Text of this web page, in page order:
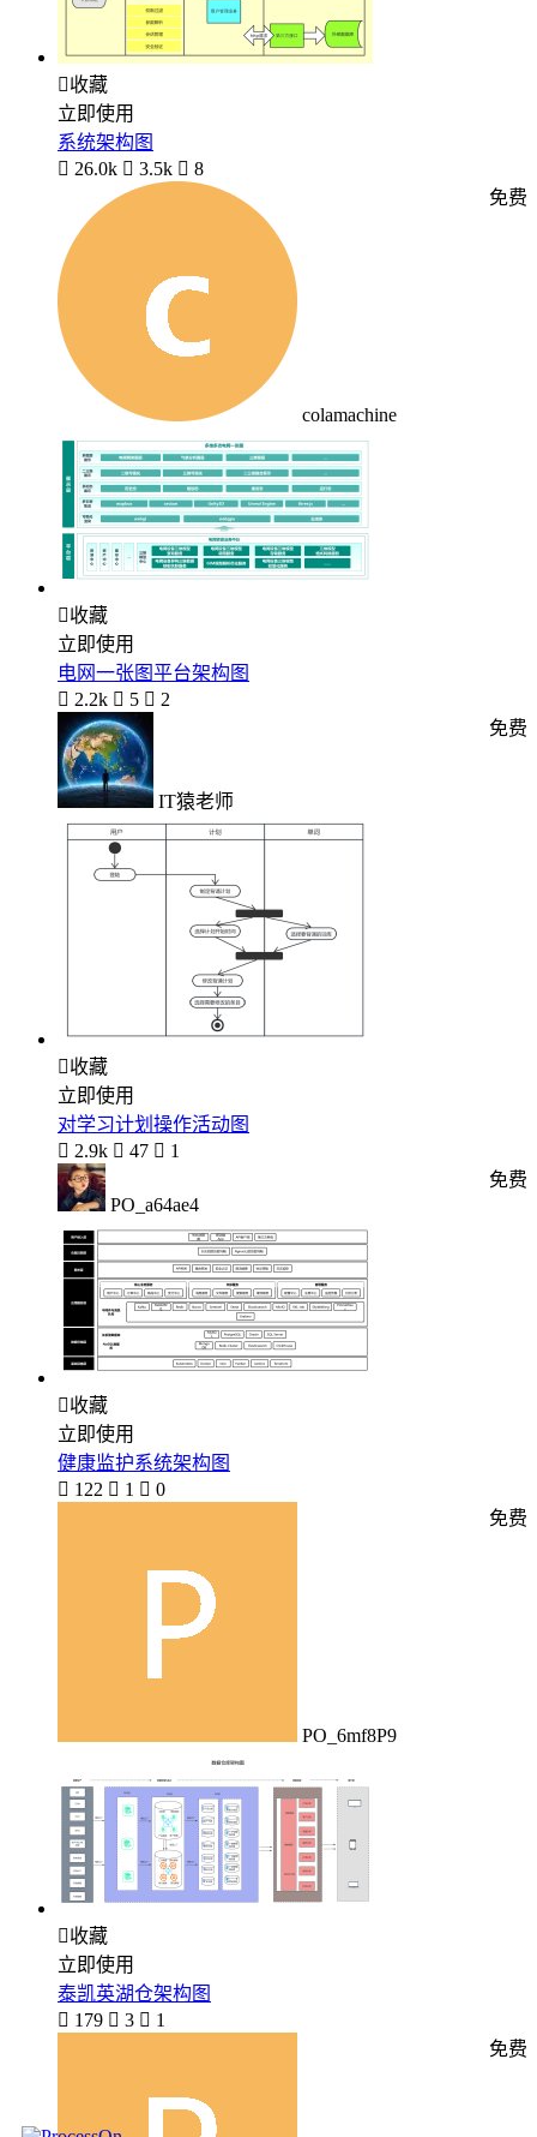
收藏
立即使用
系统架构图
 26.0k  3.5k  8
colamachine
免费
收藏
立即使用
电网一张图平台架构图
 2.2k  5  2
IT猿老师
免费
收藏
立即使用
对学习计划操作活动图
 2.9k  47  1
PO_a64ae4
免费
收藏
立即使用
健康监护系统架构图
 122  1  0
PO_6mf8P9
免费
收藏
立即使用
泰凯英湖仓架构图
 179  3  1
免费